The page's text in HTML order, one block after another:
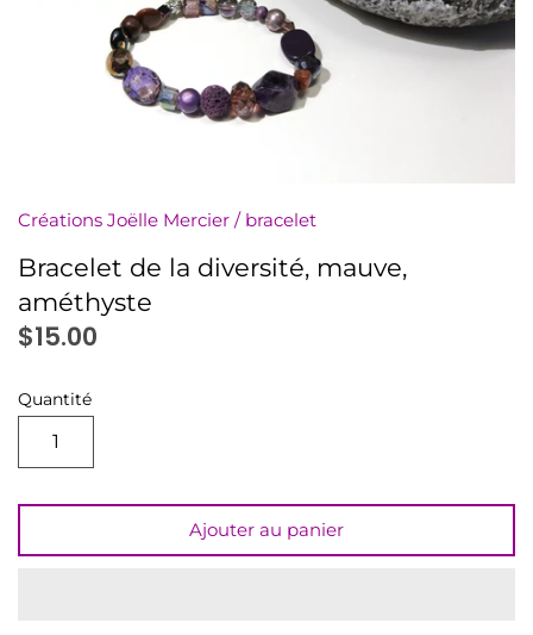
Créations Joëlle Mercier / bracelet
Bracelet de la diversité, mauve,
améthyste
$15.00
Quantité
Ajouter au panier
numériquement
Minis à l'unité
Rassemblements
Signets
LIQUIDATION